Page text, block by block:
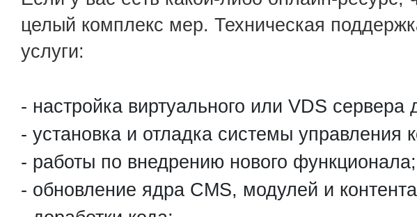
целый комплекс мер. Техническая
услуги:
настройка виртуального или VDS
установка и отладка системы управления
работы по внедрению нового функционала;
обновление ядра CMS, модулей и